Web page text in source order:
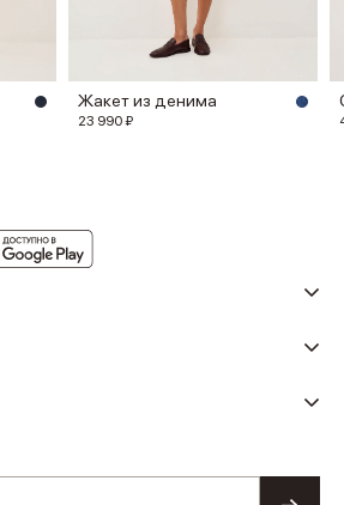
Жакет из денима
23 990 ₽